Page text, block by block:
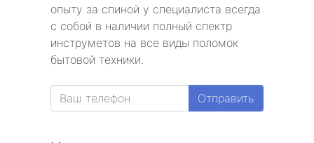
опыту за спиной у специалиста всегда
с собой в наличии полный спектр
инструметов на все виды поломок
бытовой техники.
Отправить